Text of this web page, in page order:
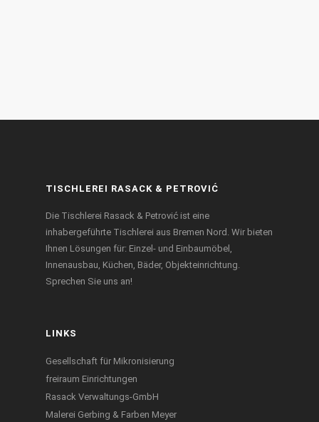
TISCHLEREI RASACK & PETROVIĆ
Die Tischlerei Rasack & Petrović ist eine
inhabergeführte Tischlerei aus Bremen Nord. Wir bieten
Ihnen Lösungen für: Einzel- und Einbaumöbel,
Innenausbau, Küchen, Bäder, Objekteinrichtung.
Sprechen Sie uns an!
LINKS
Gesellschaft für Mikronisierung
freiraum Einrichtungen
Rasack Verwaltungs-GmbH
Malerei Gerbing & Farben Meyer